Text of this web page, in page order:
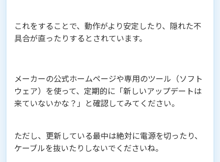
これをすることで、動作がより安定したり、隠れた不
具合が直ったりするとされています。
メーカーの公式ホームページや専用のツール（ソフト
ウェア）を使って、定期的に「新しいアップデートは
来ていないかな？」と確認してみてください。
ただし、更新している最中は絶対に電源を切ったり、
ケーブルを抜いたりしないでくださいね。